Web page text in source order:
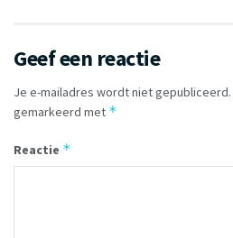
Geef een reactie
Je e-mailadres wordt niet gepubliceerd.
gemarkeerd met *
Reactie *